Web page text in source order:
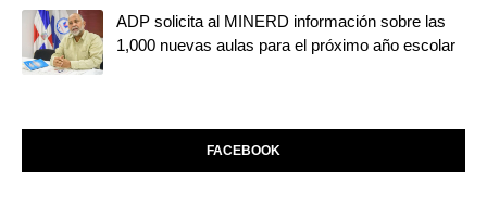
ADP solicita al MINERD información sobre las
1,000 nuevas aulas para el próximo año escolar
FACEBOOK